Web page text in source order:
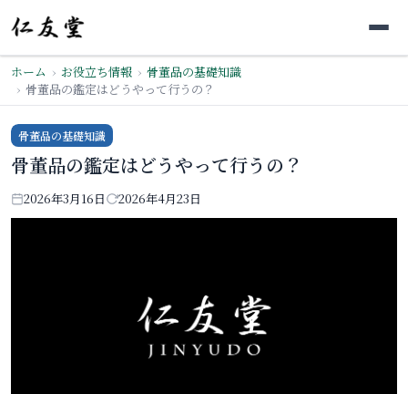
ホーム お役立ち情報
骨董品の基礎知識
骨董品の鑑定はどうやって行うの？
骨董品の基礎知識
骨董品の鑑定はどうやって行うの？
2026年3月16日 2026年4月23日